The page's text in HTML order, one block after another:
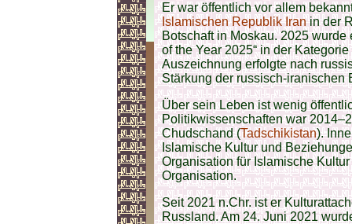
Er war öffentlich vor allem
Islamischen Republik Iranin der
Botschaft in Moskau. 2025
of the Year 2025“ in der
Auszeichnung erfolgte nach
Stärkung der russisch-iranischen
Über sein Leben ist wenig
Politikwissenschaften war
Chudschand (Tadschikistan).
Islamische Kultur und
Organisation für Islamische
Organisation.
Seit 2021 n.Chr. ist er
Russland. Am 24. Juni 2021